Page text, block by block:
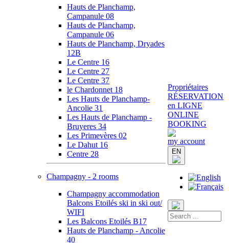
Hauts de Planchamp,
Campanule 08
Hauts de Planchamp,
Campanule 06
Hauts de Planchamp, Dryades
12B
Le Centre 16
Le Centre 27
Le Centre 37
le Chardonnet 18
Les Hauts de Planchamp-
Ancolie 31
Les Hauts de Planchamp -
Bruyeres 34
Les Primevères 02
Le Dahut 16
Centre 28
Champagny - 2 rooms
Champagny accommodation
Balcons Etoilés ski in ski out/
WIFI
Les Balcons Etoilés B17
Hauts de Planchamp - Ancolie
40
Propriétaires
RÉSERVATION
en LIGNE
ONLINE
BOOKING
my account
EN